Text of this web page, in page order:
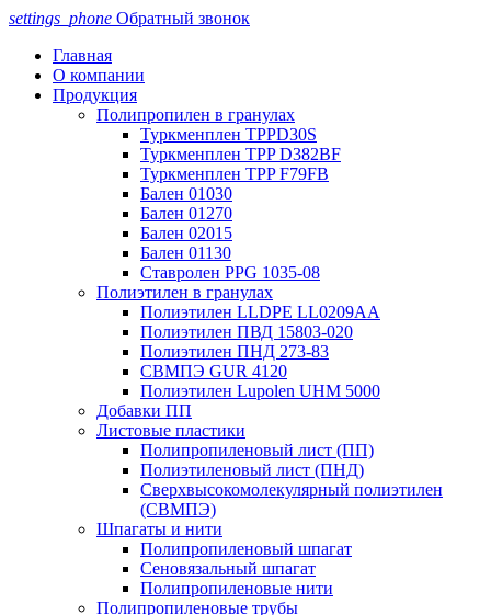
settings_phone Обратный звонок
Главная
О компании
Продукция
Полипропилен в гранулах
Туркменплен TPPD30S
Туркменплен TPP D382BF
Туркменплен TPP F79FB
Бален 01030
Бален 01270
Бален 02015
Бален 01130
Ставролен PPG 1035-08
Полиэтилен в гранулах
Полиэтилен LLDPE LL0209AA
Полиэтилен ПВД 15803-020
Полиэтилен ПНД 273-83
СВМПЭ GUR 4120
Полиэтилен Lupolen UHM 5000
Добавки ПП
Листовые пластики
Полипропиленовый лист (ПП)
Полиэтиленовый лист (ПНД)
Сверхвысокомолекулярный полиэтилен
(СВМПЭ)
Шпагаты и нити
Полипропиленовый шпагат
Сеновязальный шпагат
Полипропиленовые нити
Полипропиленовые трубы